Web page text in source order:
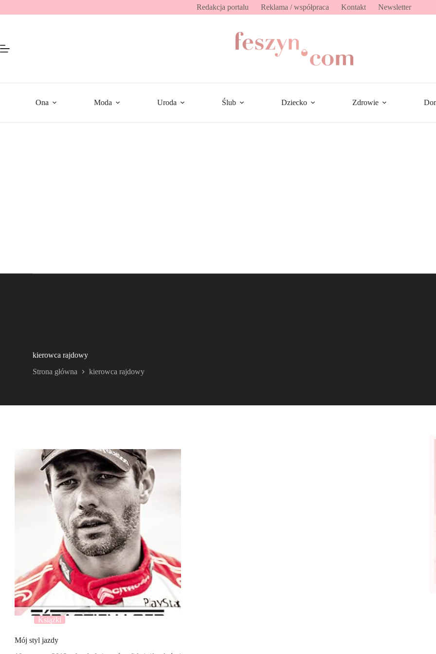
Redakcja portalu Reklama / współpraca Kontakt Newsletter
Ona Moda Uroda Ślub Dziecko Zdrowie
kierowca rajdowy
Strona główna kierowca rajdowy
Książki
Mój styl jazdy